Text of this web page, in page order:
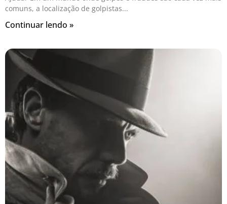
comuns, a localização de golpistas
Continuar lendo »